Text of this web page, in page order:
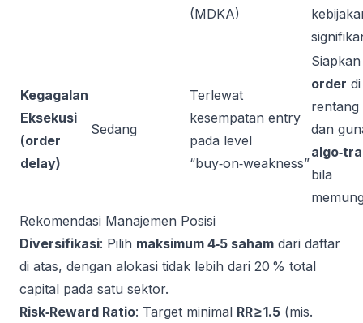
(MDKA)
Kegagalan
Eksekusi
(order
delay)
Sedang
Terlewat
kesempatan entry
pada level
“buy‑on‑weakness”
order di
dan
bila
Rekomendasi Manajemen Posisi
Diversifikasi: Pilih maksimum 4‑5 saham dari daftar
di atas, dengan alokasi tidak lebih dari 20 % total
capital pada satu sektor.
Risk‑Reward Ratio: Target minimal RR ≥ 1.5 (mis.